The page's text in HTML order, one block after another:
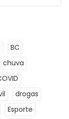
BC
chuva
drogas
Esporte